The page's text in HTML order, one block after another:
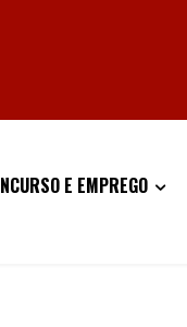
E EMPREGO